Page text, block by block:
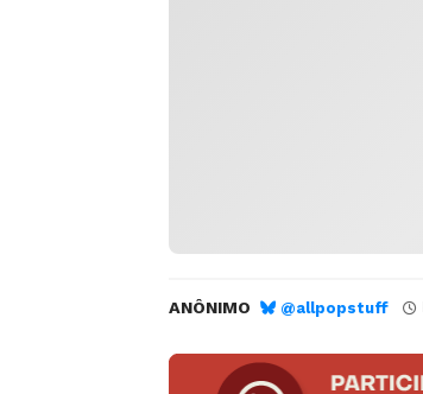
ANÔNIMO @allpopstuff